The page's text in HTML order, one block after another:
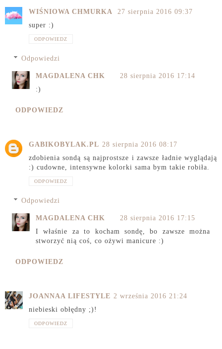
WIŚNIOWA CHMURKA
27 sierpnia 2016 09:37
super :)
ODPOWIEDZ
Odpowiedzi
MAGDALENA CHK
28 sierpnia 2016 17:14
:)
ODPOWIEDZ
GABIKOBYLAK.PL 28 sierpnia 2016 08:17
zdobienia sondą są najprostsze i zawsze ładnie wyglądają
:) cudowne, intensywne kolorki sama bym takie robiła.
ODPOWIEDZ
Odpowiedzi
MAGDALENA CHK
28 sierpnia 2016 17:15
I właśnie za to kocham sondę, bo zawsze można
stworzyć nią coś, co ożywi manicure :)
ODPOWIEDZ
JOANNAA LIFESTYLE 2 września 2016 21:24
niebieski obłędny ;)!
ODPOWIEDZ